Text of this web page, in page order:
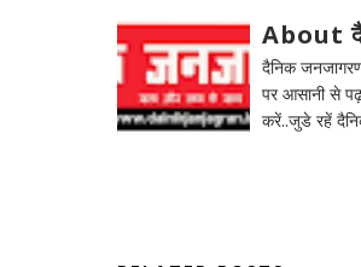
About
दैनिक
पर आसानी से
करें..जुडे रहें